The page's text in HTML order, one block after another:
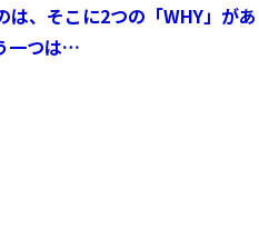
は、そこに2つの「WHY」があ
一つは…